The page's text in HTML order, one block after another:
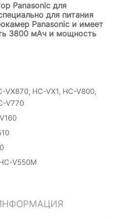
Panasonic для
для питания
Panasonic и имеет
3800 мАч и мощность
VX870, HC-VX1, HC-V800,
V770
V550M